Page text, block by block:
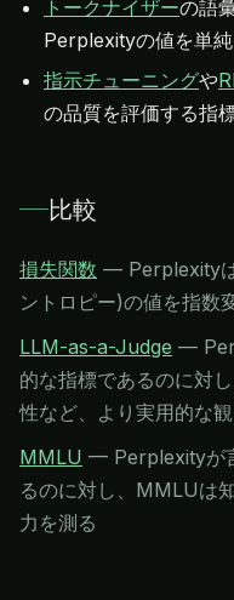
トークナイザーの語
Perplexityの値を単
指示チューニングや
の品質を評価する指
比較
損失関数 — Perplexity
ントロピー)の値を指数
LLM-as-a-Judge —
的な指標であるのに対
性など、より実用的な
MMLU — Perplexityが
るのに対し、MMLUは
力を測る